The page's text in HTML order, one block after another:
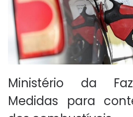
Ministério da
Medidas para